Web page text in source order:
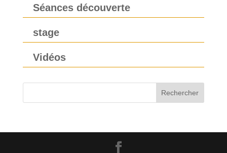
Séances découverte
stage
Vidéos